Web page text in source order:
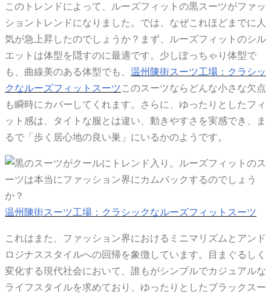
このトレンドによって、ルーズフィットの黒スーツがファッ
ショントレンドになりました。では、なぜこれほどまでに人
気が急上昇したのでしょうか？まず、ルーズフィットのシル
エットは体型を隠すのに最適です。少しぽっちゃり体型で
も、曲線美のある体型でも、 温州陳街スーツ工場：クラシッ
クなルーズフィットスーツこのスーツならどんな小さな欠点
も瞬時にカバーしてくれます。さらに、ゆったりとしたフィ
ット感は、タイトな服とは違い、動きやすさを実感でき、ま
るで「歩く居心地の良い巣」にいるかのようです。
温州陳街スーツ工場：クラシックなルーズフィットスーツ
これはまた、ファッション界におけるミニマリズムとアンド
ロジナススタイルへの回帰を象徴しています。目まぐるしく
変化する現代社会において、誰もがシンプルでカジュアルな
ライフスタイルを求めており、ゆったりとしたブラックスー